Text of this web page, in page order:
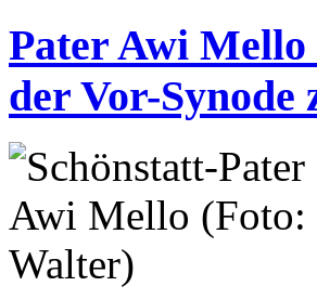
Pater Awi
der Vor-Synode